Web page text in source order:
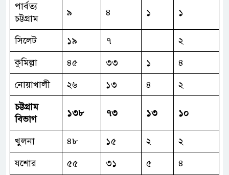
পার্বত্য
চট্টগ্রাম
৯ ৪ ১ ১
সিলেট ১৯ ৭
২
কুমিল্লা
৪৫ ৩৩ ১
৪
নোয়াখালী
২৬ ১৩ ৪
২
চট্টগ্রাম
বিভাগ
১৩৮ ৭৩ ১৩ ১০
খুলনা ৪৮ ১৫ ২
২
যশোর
৫৫ ৩১ ৫
৪